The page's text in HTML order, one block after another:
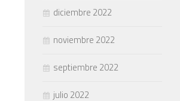
diciembre 2022
noviembre 2022
septiembre 2022
julio 2022